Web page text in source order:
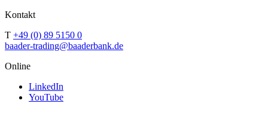
Kontakt
T +49 (0) 89 5150 0
baader-trading@baaderbank.de
Online
LinkedIn
YouTube